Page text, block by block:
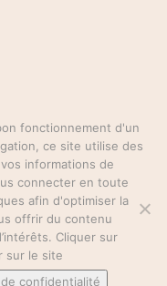
fonctionnement d'un
ce site utilise des
informations de
connecter en toute
afin d'optimiser la
offrir du contenu
Cliquer sur
sur le site
confidentialité